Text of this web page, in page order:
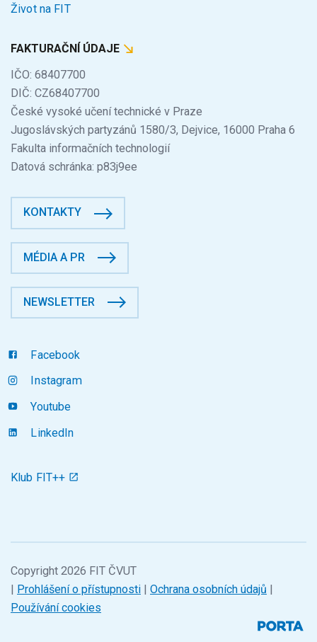
Život na FIT
FAKTURAČNÍ ÚDAJE
IČO: 68407700
DIČ: CZ68407700
České vysoké učení technické v Praze
Jugoslávských partyzánů 1580/3, Dejvice, 16000 Praha 6
Fakulta informačních technologií
Datová schránka: p83j9ee
KONTAKTY
MÉDIA A PR
NEWSLETTER
Facebook
Instagram
Youtube
LinkedIn
Klub FIT++
Copyright 2026 FIT ČVUT
| Prohlášení o přístupnosti | Ochrana osobních údajů |
Používání cookies